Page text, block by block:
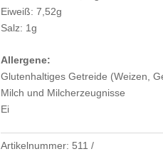
Eiweiß: 7,52g
Salz: 1g
Allergene:
Glutenhaltiges Getreide (Weizen,
Milch und Milcherzeugnisse
Ei
Artikelnummer: 511